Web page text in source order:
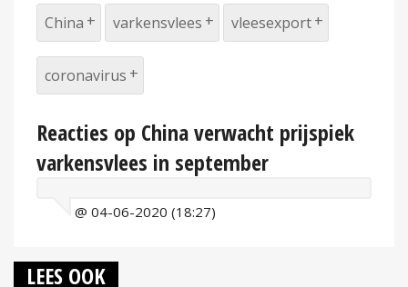
China varkensvlees vleesexport
coronavirus
Reacties op China verwacht prijspiek
varkensvlees in september
@ 04-06-2020 (18:27)
LEES OOK